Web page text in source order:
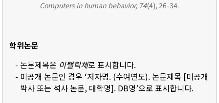
Computers in human behavior, 74(4), 26-34.
학위논문
- 논문제목은 이탤릭체로 표시합니다.
- 미공개 논문인 경우 ‘저자명. (수여연도). 논문제목 [미공개
박사 또는 석사 논문, 대학명]. DB명’으로 표시합니다.